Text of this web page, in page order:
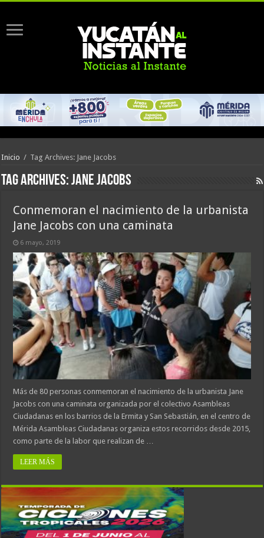
Inicio / Tag Archives: Jane Jacobs
Tag Archives:Jane Jacobs
Conmemoran el nacimiento de la urbanista
Jane Jacobs con una caminata
6 mayo, 2019
Más de 80 personas conmemoran el nacimiento de la urbanista Jane
Jacobs con una caminata organizada por el colectivo Asambleas
Ciudadanas en los barrios de la Ermita y San Sebastián, en el centro de
Mérida Asambleas Ciudadanas organiza estos recorridos desde 2015,
como parte de la labor que realizan de …
LEER MÁS